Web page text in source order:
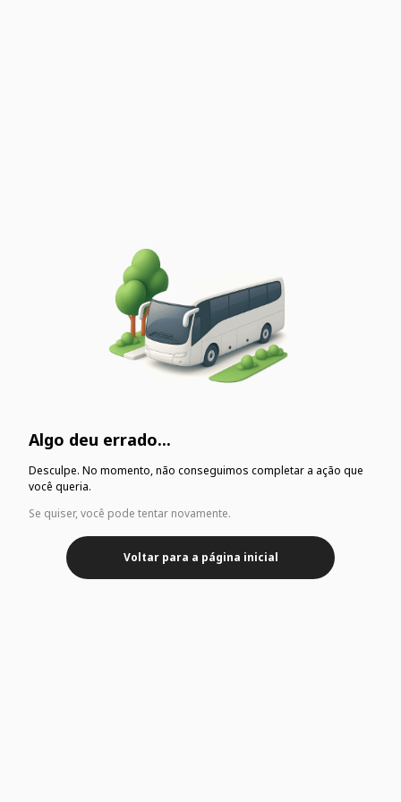
Algo deu errado...
Desculpe. No momento, não conseguimos completar a ação que
você queria.
Se quiser, você pode tentar novamente.
Voltar para a página inicial